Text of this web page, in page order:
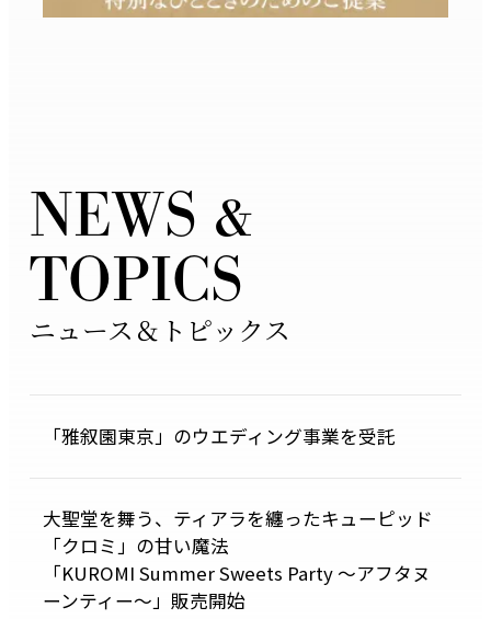
NEWS &
TOPICS
ニュース＆トピックス
「雅叙園東京」のウエディング事業を受託
大聖堂を舞う、ティアラを纏ったキューピッド
「クロミ」の甘い魔法
「KUROMI Summer Sweets Party ～アフタヌ
ーンティー～」販売開始